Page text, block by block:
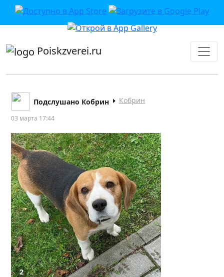
приложении или в VK">
Poiskzverei.ru
Подслушано Кобрин Кобрин
03 марта 17:44
2